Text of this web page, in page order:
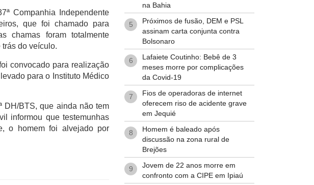
Companhia Independente
que foi chamado para
chamas foram totalmente
do veículo.
convocado para realização
para o Instituto Médico
DH/BTS, que ainda não tem
informou que testemunhas
o homem foi alvejado por
na Bahia
5
Próximos de fusão, DEM e PSL
assinam carta conjunta contra
Bolsonaro
6
Lafaiete Coutinho: Bebê de 3
meses morre por complicações
da Covid-19
7
Fios de operadoras de internet
oferecem riso de acidente grave
em Jequié
8
Homem é baleado após
discussão na zona rural de
Brejões
9
Jovem de 22 anos morre em
confronto com a CIPE em Ipiaú